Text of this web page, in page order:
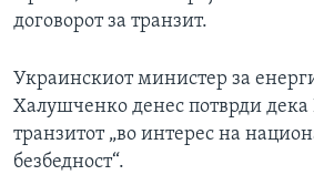
договорот за транзит.
Украинскиот министер за
Халушченко денес потврди дека
транзитот „во интерес на
безбедност“.